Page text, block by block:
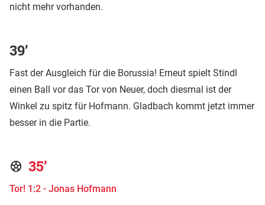
nicht mehr vorhanden.
39’
Fast der Ausgleich für die Borussia! Erneut spielt Stindl
einen Ball vor das Tor von Neuer, doch diesmal ist der
Winkel zu spitz für Hofmann. Gladbach kommt jetzt immer
besser in die Partie.
35’
Tor! 1:2 - Jonas Hofmann